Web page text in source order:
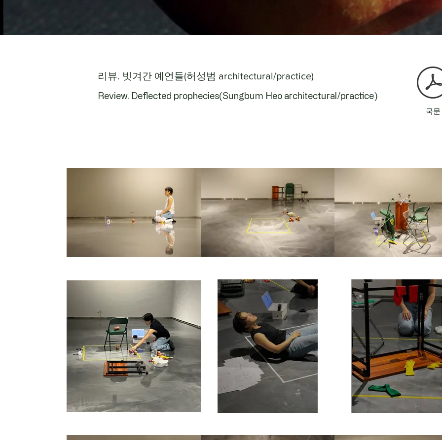
​리뷰. 빗겨간 예언들(허성범 architectural/practice)
Review. Deflected prophecies(Sungbum Heo architectural/practice)
국문